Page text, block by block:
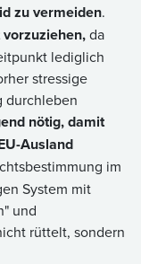
zu vermeiden.
da
lediglich
stressige
durchleben
nötig, damit
Ausland
im
System mit
und
rüttelt, sondern